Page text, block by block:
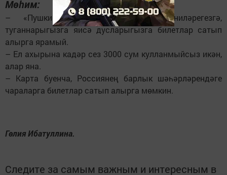
Мөһим:
– «Пушкин картасы» белән әти-әниләрегезгә,
туганнарыгызга яисә дусларыгызга билетлар сатып
алырга ярамый.
– Ел ахырына кадәр сез 3000 сум кулланмыйсыз икән,
алар яна.
– Карта буенча, Россиянең барлык шәһәрләрендәге
чараларга билетлар сатып алырга мөмкин.
Гөлия Ибатуллина.
Следите за самым важным и интересным в